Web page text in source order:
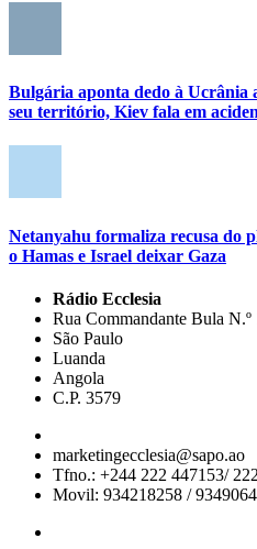
Bulgária aponta dedo à Ucrânia
seu território, Kiev fala em
Netanyahu formaliza recusa do
o Hamas e Israel deixar Gaza
Rádio Ecclesia
Rua Commandante Bula N.º
São Paulo
Luanda
Angola
C.P. 3579
marketingecclesia@sapo.ao
Tfno.: +244 222 447153/
Movil: 934218258 /